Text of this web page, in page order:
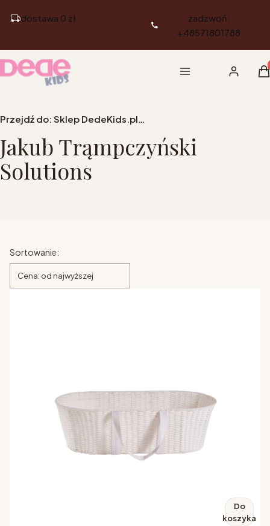
dostawa 0 zł
zadzwoń:
+48571801788
Menu Zaloguj się
Przejdź do: Sklep DedeKids.pl - Meble dziecięce i młodzieżowe
Jakub Trąmpczyński
Solutions
Lista produktów
Sortowanie:
Cena: od najwyższej
Do
koszyka